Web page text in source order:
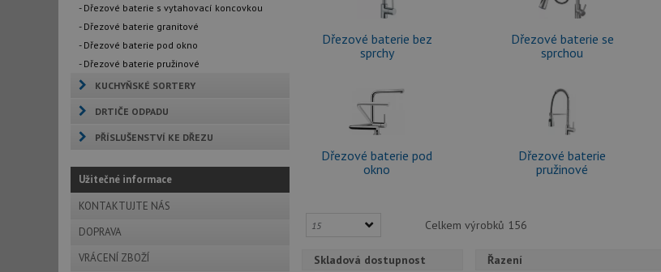
- Dřezové baterie s vytahovací koncovkou
- Dřezové baterie granitové
- Dřezové baterie pod okno
- Dřezové baterie pružinové
KUCHYŇSKÉ SORTERY
DRTIČE ODPADU
PŘÍSLUŠENSTVÍ KE DŘEZU
Užitečné informace
KONTAKTUJTE NÁS
DOPRAVA
VRÁCENÍ ZBOŽÍ
Dřezové baterie bez
sprchy
Dřezové baterie se
sprchou
Dřezové baterie pod
okno
Dřezové baterie
pružinové
Celkem výrobků 156
Skladová dostupnost Řazení